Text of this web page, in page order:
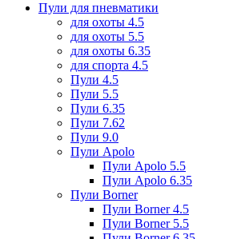
Пули для пневматики
для охоты 4.5
для охоты 5.5
для охоты 6.35
для спорта 4.5
Пули 4.5
Пули 5.5
Пули 6.35
Пули 7.62
Пули 9.0
Пули Apolo
Пули Apolo 5.5
Пули Apolo 6.35
Пули Borner
Пули Borner 4.5
Пули Borner 5.5